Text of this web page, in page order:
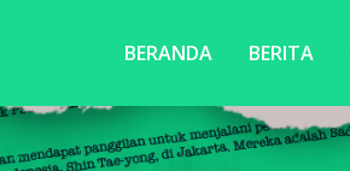
BERANDA BERITA